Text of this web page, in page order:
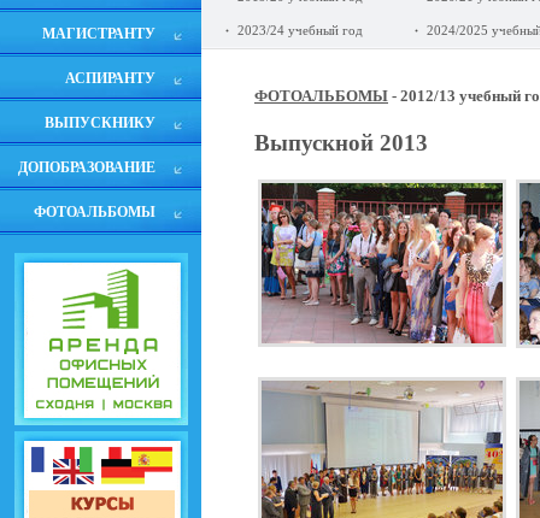
МАГИСТРАНТУ
АСПИРАНТУ
ВЫПУСКНИКУ
ДОПОБРАЗОВАНИЕ
ФОТОАЛЬБОМЫ
2023/24 учебный год 2024/2025
ФОТОАЛЬБОМЫ - 2012/13 учебный
Выпускной 2013